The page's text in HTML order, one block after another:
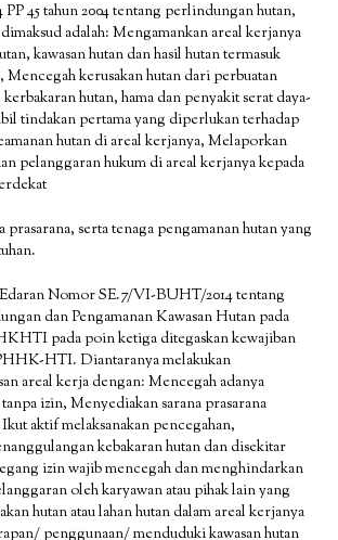
PP 45 tahun 2004 tentang perlindungan hutan,
adalah: Mengamankan areal kerjanya
kawasan hutan dan hasil hutan termasuk
Mencegah kerusakan hutan dari perbuatan
hutan, hama dan penyakit serat daya-
tindakan pertama yang diperlukan terhadap
hutan di areal kerjanya, Melaporkan
pelanggaran hukum di areal kerjanya kepada
prasarana, serta tenaga pengamanan hutan yang
Nomor SE.7/VI-BUHT/2014 tentang
dan Pengamanan Kawasan Hutan pada
pada poin ketiga ditegaskan kewajiban
HTI. Diantaranya melakukan
areal kerja dengan: Mencegah adanya
izin, Menyediakan sarana prasarana
aktif melaksanakan pencegahan,
kebakaran hutan dan disekitar
izin wajib mencegah dan menghindarkan
oleh karyawan atau pihak lain yang
hutan atau lahan hutan dalam areal kerjanya
penggunaan/ menduduki kawasan hutan